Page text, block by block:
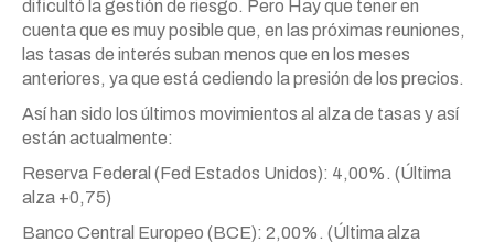
dificultó la gestión de riesgo. Pero Hay que tener en
cuenta que es muy posible que, en las próximas reuniones,
las tasas de interés suban menos que en los meses
anteriores, ya que está cediendo la presión de los precios.
Así han sido los últimos movimientos al alza de tasas y así
están actualmente:
Reserva Federal (Fed Estados Unidos): 4,00%. (Última
alza +0,75)
Banco Central Europeo (BCE): 2,00%. (Última alza